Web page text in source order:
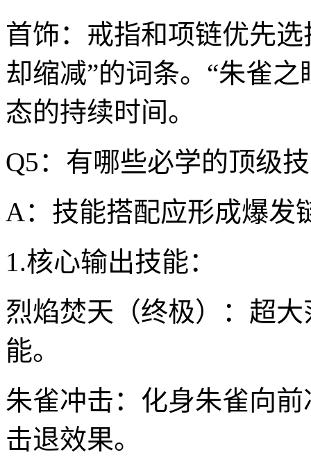
首饰：戒指和项链优先
却缩减”的词条。“朱雀
态的持续时间。
Q5：有哪些必学的顶级
A：技能搭配应形成爆发
1.核心输出技能：
烈焰焚天（终极）：超
能。
朱雀冲击：化身朱雀向
击退效果。